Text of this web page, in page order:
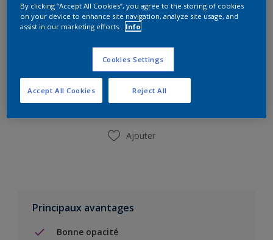
Ajouter à la liste d’achats
Trouver un magasin
Ajouter
Principaux avantages
Bonne opacité
By clicking “Accept All Cookies”, you agree to the storing of cookies
on your device to enhance site navigation, analyze site usage, and
assist in our marketing efforts.
Info
Cookies Settings
Reject All
Accept All Cookies